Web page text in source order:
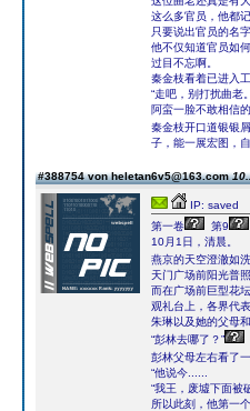
这么多官员，他都
只要说出官员的名
他不仅知道官员如
过目不忘啊。
秦金枝看着已进入
“走吧，别打扰曲老
阿蛮一脸不敢相信
秦金枝开口道银银
子，能一展宏图，
#388754 von heletan6v5@163.com
IP: saved
第一卷
第9
10月1日，清晨。
燕京的天空澄澈如洗
天门广场前阳光普
而在广场前巨型花
观礼台上，各界代
朱琳以及她的父母
“彭林去哪了？”
彭林父母左右看了
“他说今......
“我王，废墟下面被
所以此刻，他第一